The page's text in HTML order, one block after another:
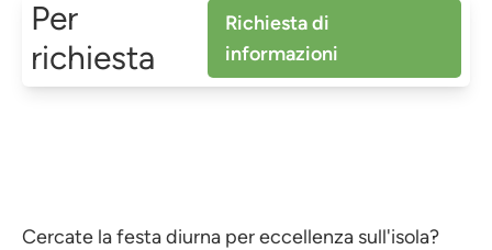
Per
richiesta
Richiesta di
informazioni
Cercate la festa diurna per eccellenza sull'isola?